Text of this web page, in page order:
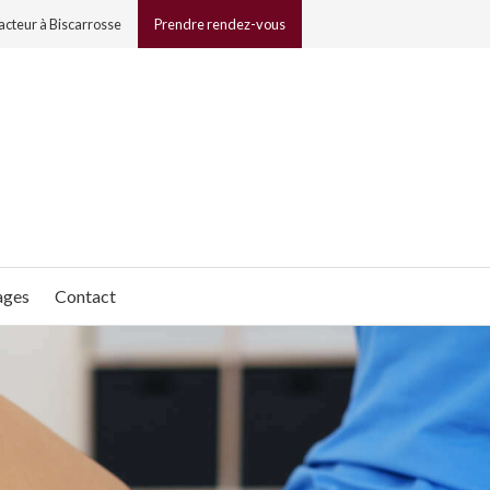
Prendre rendez-vous
à Biscarrosse
Contact